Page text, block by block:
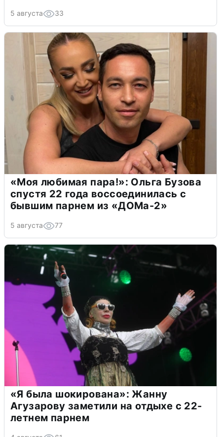
5 августа 33
«Моя любимая пара!»: Ольга Бузова
спустя 22 года воссоединилась с
бывшим парнем из «ДОМа-2»
5 августа 77
«Я была шокирована»: Жанну
Агузарову заметили на отдыхе с 22-
летнем парнем